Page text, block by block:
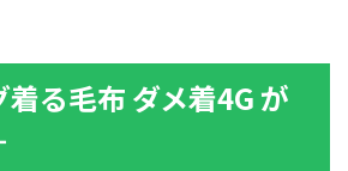
る毛布 ダメ着4G が